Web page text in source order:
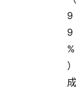
9
9
%
）
成